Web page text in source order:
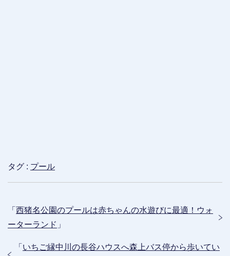
タグ : プール
「 西猪名公園のプールは赤ちゃんの水遊びに最適！ウォ
ーターランド 」
「 いちご縁中川の長谷ハウスへ森上バス停から歩いてい